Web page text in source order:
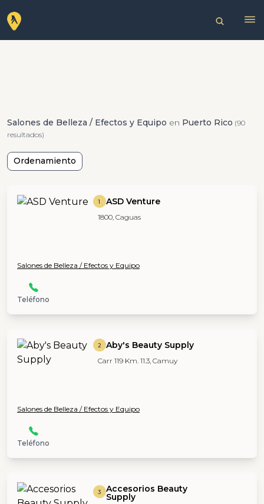
Salones de Belleza / Efectos y Equipo en Puerto Rico (90
resultados)
Ordenamiento
1 ASD Venture
1800, Caguas
Salones de Belleza / Efectos y Equipo
Teléfono
2 Aby's Beauty Supply
Carr 119 Km. 11.3, Camuy
Salones de Belleza / Efectos y Equipo
Teléfono
3 Accesorios Beauty
Supply